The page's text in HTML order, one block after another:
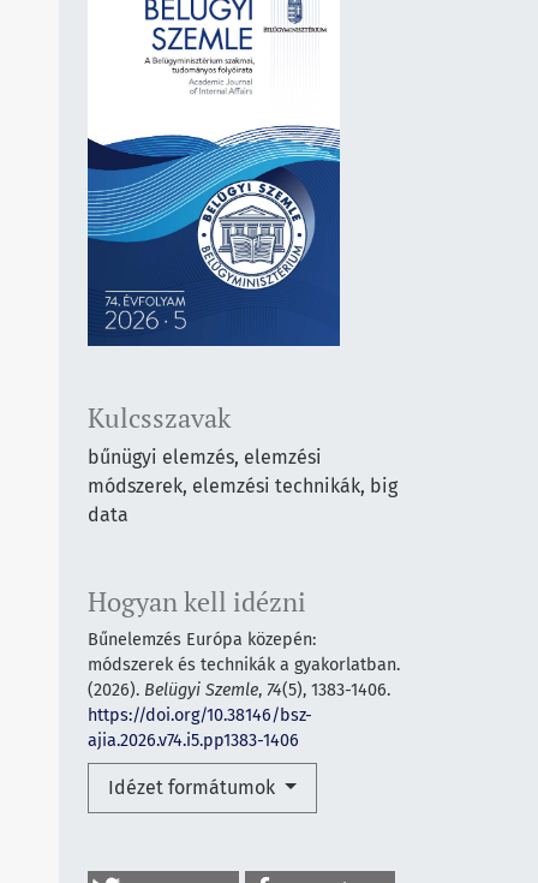
Kulcsszavak
bűnügyi elemzés, elemzési
módszerek, elemzési technikák, big
data
Hogyan kell idézni
Bűnelemzés Európa közepén:
módszerek és technikák a gyakorlatban.
(2026). Belügyi Szemle, 74(5), 1383-1406.
https://doi.org/10.38146/bsz-
ajia.2026.v74.i5.pp1383-1406
Idézet formátumok